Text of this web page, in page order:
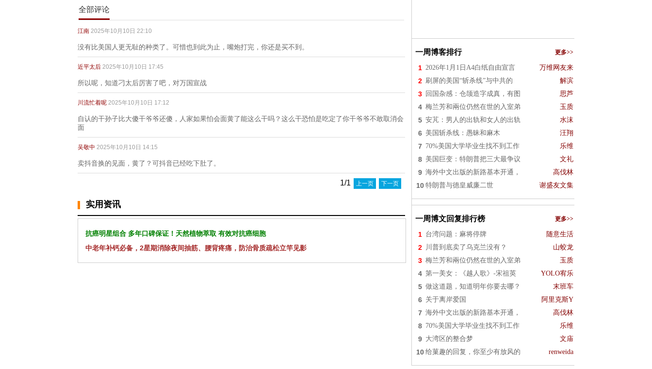
全部评论
江南 2025年10月10日 22:10
没有比美国人更无耻的种类了。可惜也到此为止，嘴炮打完，你还是买不到。
近平太后 2025年10月10日 17:45
所以呢，知道刁太后厉害了吧，对万国宣战
川流忙着呢 2025年10月10日 17:12
自认的干孙子比大傻干爷爷还傻，人家如果怕会面黄了能这么干吗？这么干恐怕是吃定了你干爷爷不敢取消会
面
吴敬中 2025年10月10日 14:15
卖抖音换的见面，黄了？可抖音已经吃下肚了。
1/1 上一页 下一页
实用资讯
抗癌明星组合 多年口碑保证！天然植物萃取 有效对抗癌细胞
中老年补钙必备，2星期消除夜间抽筋、腰背疼痛，防治骨质疏松立竿见影
一周博客排行 更多>>
1 2026年1月1日A4白纸自由宣言 万维网友来
2 刷屏的美国“斩杀线”与中共的 解滨
3 回国杂感：仓颉造字成真，有图 思芦
4 梅兰芳和兩位仍然在世的入室弟 玉质
5 安芃：男人的出轨和女人的出轨 水沫
6 美国斩杀线：愚昧和麻木 汪翔
7 70%美国大学毕业生找不到工作 乐维
8 美国巨变：特朗普把三大最争议 文礼
9 海外中文出版的新路基本开通， 高伐林
10 特朗普与德皇威廉二世 谢盛友文集
一周博文回复排行榜 更多>>
1 台湾问题：麻将停牌 随意生活
2 川普到底卖了乌克兰没有？ 山蛟龙
3 梅兰芳和兩位仍然在世的入室弟 玉质
4 第一美女：《越人歌》-宋祖英 YOLO宥乐
5 做这道题，知道明年你要去哪？ 末班车
6 关于离岸爱国 阿里克斯Y
7 海外中文出版的新路基本开通， 高伐林
8 70%美国大学毕业生找不到工作 乐维
9 大湾区的整合梦 文庙
10 给菓趣的回复，你至少有放风的 renweida